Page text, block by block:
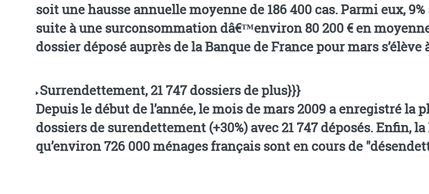
soit une hausse annuelle moyenne de 186 400 cas. Parmi eux,
suite à une surconsommation dâ€™environ 80 200 € en
dossier déposé auprès de la Banque de France pour mars s’élève
Surrendettement, 21 747 dossiers de plus}}}
Depuis le début de l’année, le mois de mars 2009 a enregistré la
dossiers de surendettement (+30%) avec 21 747 déposés. Enfin,
qu’environ 726 000 ménages français sont en cours de